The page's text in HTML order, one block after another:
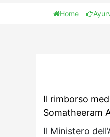
Home
Il rimborso
Somatheeram
Il Ministero